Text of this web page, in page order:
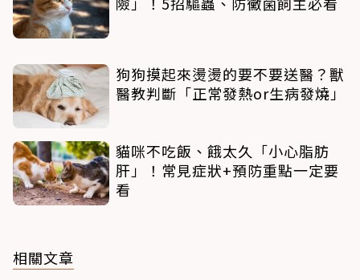
狗狗摸起來燙燙的要不要送醫？獸
醫教判斷「正常發熱or生病發燒」
貓咪不吃飯、餓太久「小心脂肪
肝」！常見症狀+預防重點一定要
看
相關文章